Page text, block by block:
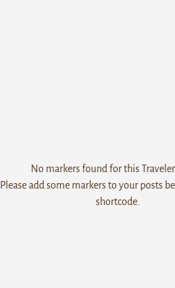
No markers found for this
Please add some markers to your posts
shortcode.